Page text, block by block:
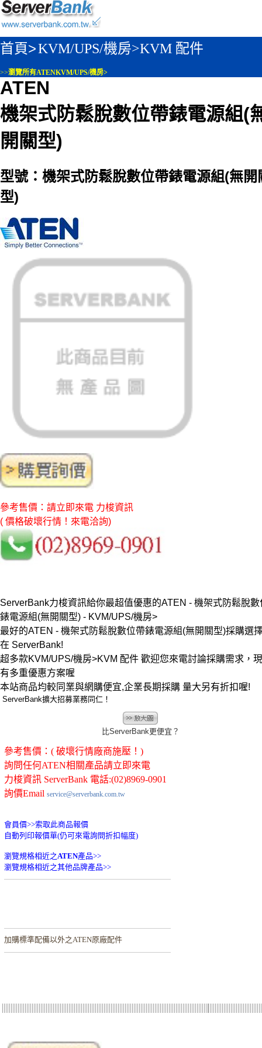
首頁>KVM/UPS/機房>KVM 配件
>>瀏覽所有ATENKVM/UPS/機房>
ATEN
機架式防鬆脫數位帶錶電源組(
開關型)
型號：機架式防鬆脫數位帶錶電源組(無開
型)
參考售價：請立即來電 力梭資訊
( 價格破壞行情！來電洽詢)
ServerBank力梭資訊給你最超值優惠的ATEN - 機架式防鬆脫數
錶電源組(無開關型) - KVM/UPS/機房>
最好的ATEN - 機架式防鬆脫數位帶錶電源組(無開關型)採購選
在 ServerBank!
超多款KVM/UPS/機房>KVM 配件 歡迎您來電討論採購需求，
有多重優惠方案喔
本站商品均較同業與網購便宜,企業長期採購 量大另有折扣喔!
ServerBank擴大招募業務同仁！
比ServerBank更便宜？
參考售價：( 破壞行情廠商施壓！)
詢問任何ATEN相關產品請立即來電
力梭資訊 ServerBank 電話:(02)8969-0901
詢價Email service@serverbank.com.tw
會員價>>索取此商品報價
自動列印報價單(仍可來電詢問折扣幅度)
瀏覽規格相近之ATEN產品>>
瀏覽規格相近之其他品牌產品>>
加購標準配備以外之ATEN原廠配件